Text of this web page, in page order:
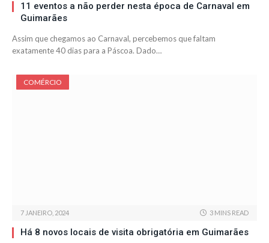
11 eventos a não perder nesta época de Carnaval em
Guimarães
Assim que chegamos ao Carnaval, percebemos que faltam
exatamente 40 dias para a Páscoa. Dado…
COMÉRCIO
7 JANEIRO, 2024 3 MINS READ
Há 8 novos locais de visita obrigatória em Guimarães